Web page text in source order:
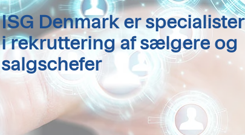
ISG Denmark er specialister
i rekruttering af sælgere og
salgschefer